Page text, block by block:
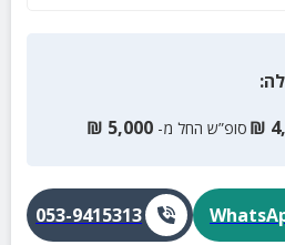
:
₪ סופ”ש החל מ- 5,000
₪
053-9415313